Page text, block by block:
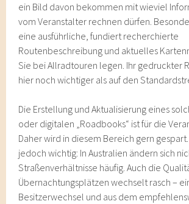
ein Bild davon bekommen mit wieviel
vom Veranstalter rechnen dürfen.
eine ausführliche, fundiert recherchierte
Routenbeschreibung und aktuelles
Sie bei Allradtouren legen. Ihr gedruckter
hier noch wichtiger als auf den
Die Erstellung und Aktualisierung eines
oder digitalen „Roadbooks“ ist für die
Daher wird in diesem Bereich gern
jedoch wichtig: In Australien ändern sich
Straßenverhältnisse häufig. Auch die
Übernachtungsplätzen wechselt rasch –
Besitzerwechsel und aus dem